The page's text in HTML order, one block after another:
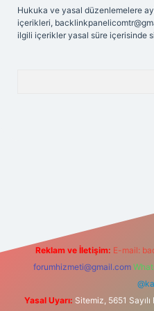
Hukuka ve yasal düzenlemelere
içerikleri,
ilgili içerikler yasal süre içerisinde
Reklam ve İletişim: E-mail:
forumhizmeti@gmail.com
Yasal Uyarı: Sitemiz, 5651